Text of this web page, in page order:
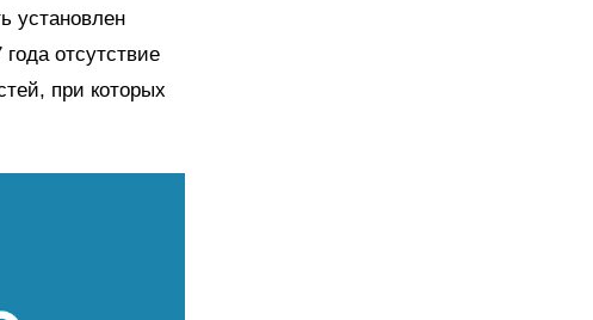
установлен
отсутствие
при которых